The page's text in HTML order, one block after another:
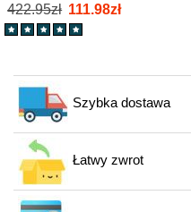
tanio Krótki Rękaw (+ Krótkie spodenki)
422.95zł 111.98zł
Szybka dostawa
Łatwy zwrot